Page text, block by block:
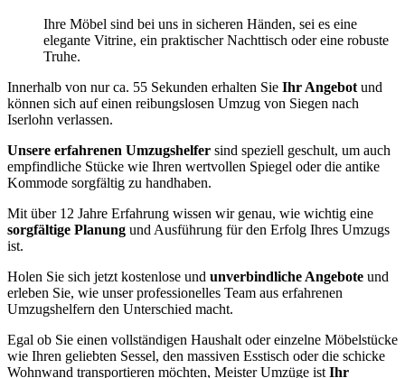
Ihre Möbel sind bei uns in sicheren Händen, sei es eine
elegante Vitrine, ein praktischer Nachttisch oder eine robuste
Truhe.
Innerhalb von nur ca. 55 Sekunden erhalten Sie Ihr Angebot und
können sich auf einen reibungslosen Umzug von Siegen nach
Iserlohn verlassen.
Unsere erfahrenen Umzugshelfer sind speziell geschult, um auch
empfindliche Stücke wie Ihren wertvollen Spiegel oder die antike
Kommode sorgfältig zu handhaben.
Mit über 12 Jahre Erfahrung wissen wir genau, wie wichtig eine
sorgfältige Planung und Ausführung für den Erfolg Ihres Umzugs
ist.
Holen Sie sich jetzt kostenlose und unverbindliche Angebote und
erleben Sie, wie unser professionelles Team aus erfahrenen
Umzugshelfern den Unterschied macht.
Egal ob Sie einen vollständigen Haushalt oder einzelne Möbelstücke
wie Ihren geliebten Sessel, den massiven Esstisch oder die schicke
Wohnwand transportieren möchten, Meister Umzüge ist Ihr